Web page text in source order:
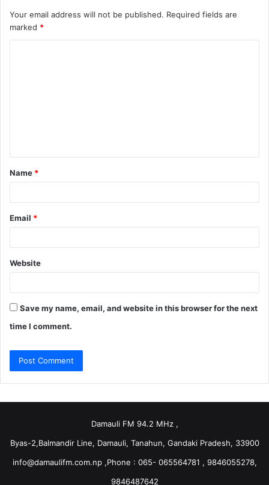
Your email address will not be published. Required fields are
marked *
t
*
Name *
Email *
Website
Save my name, email, and website in this browser for the next
time I comment.
Damauli FM 94.2 MHz ,
Byas-2,Balmandir Line, Damauli, Tanahun, Gandaki Pradesh, 33900
info@damaulifm.com.np,Phone : 065- 065564781 , 9846055278,
9846487642